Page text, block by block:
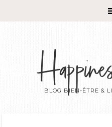
BLOG BIEN-ÊTRE &